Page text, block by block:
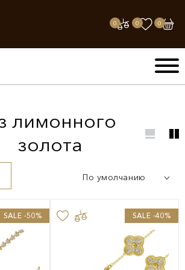
0 0 0
лимонного
золота
По умолчанию
SALE -50% SALE -40%